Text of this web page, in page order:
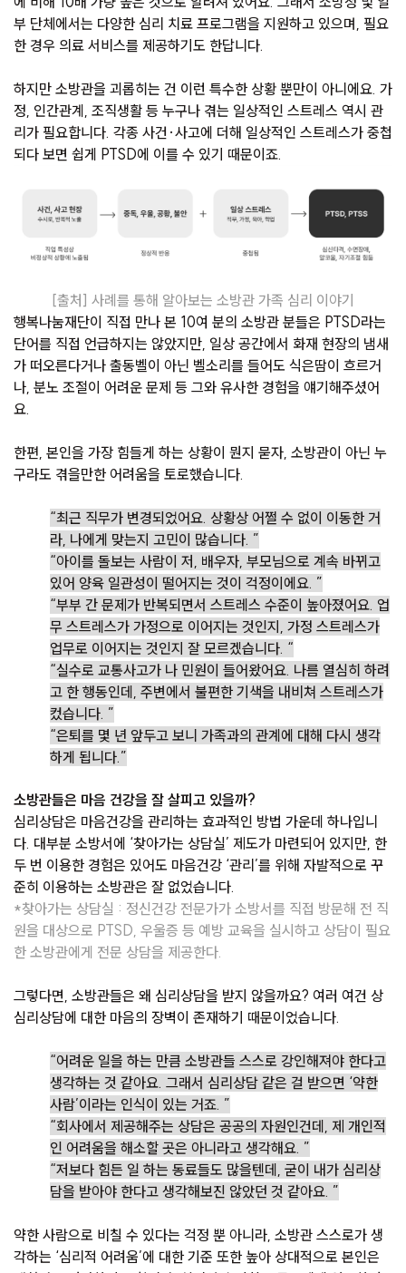
부 단체에서는 다양한 심리 치료 프로그램을 지원하고 있으며, 필요
한 경우 의료 서비스를 제공하기도 한답니다.
하지만 소방관을 괴롭히는 건 이런 특수한 상황 뿐만이 아니에요. 가
정, 인간관계, 조직생활 등 누구나 겪는 일상적인 스트레스 역시 관
리가 필요합니다. 각종 사건·사고에 더해 일상적인 스트레스가 중첩
되다 보면 쉽게 PTSD에 이를 수 있기 때문이죠.
[출처] 사례를 통해 알아보는 소방관 가족 심리 이야기
행복나눔재단이 직접 만나 본 10여 분의 소방관 분들은 PTSD라는
단어를 직접 언급하지는 않았지만, 일상 공간에서 화재 현장의 냄새
가 떠오른다거나 출동벨이 아닌 벨소리를 들어도 식은땀이 흐르거
나, 분노 조절이 어려운 문제 등 그와 유사한 경험을 얘기해주셨어
요.
한편, 본인을 가장 힘들게 하는 상황이 뭔지 묻자, 소방관이 아닌 누
구라도 겪을만한 어려움을 토로했습니다.
“최근 직무가 변경되었어요. 상황상 어쩔 수 없이 이동한 거
라, 나에게 맞는지 고민이 많습니다. ”
“아이를 돌보는 사람이 저, 배우자, 부모님으로 계속 바뀌고
있어 양육 일관성이 떨어지는 것이 걱정이에요. ”
“부부 간 문제가 반복되면서 스트레스 수준이 높아졌어요. 업
무 스트레스가 가정으로 이어지는 것인지, 가정 스트레스가
업무로 이어지는 것인지 잘 모르겠습니다. “
“실수로 교통사고가 나 민원이 들어왔어요. 나름 열심히 하려
고 한 행동인데, 주변에서 불편한 기색을 내비쳐 스트레스가
컸습니다. ”
“은퇴를 몇 년 앞두고 보니 가족과의 관계에 대해 다시 생각
하게 됩니다.”
소방관들은 마음 건강을 잘 살피고 있을까?
심리상담은 마음건강을 관리하는 효과적인 방법 가운데 하나입니
다. 대부분 소방서에 ‘찾아가는 상담실’ 제도가 마련되어 있지만, 한
두 번 이용한 경험은 있어도 마음건강 ‘관리’를 위해 자발적으로 꾸
준히 이용하는 소방관은 잘 없었습니다.
*찾아가는 상담실 : 정신건강 전문가가 소방서를 직접 방문해 전 직
원을 대상으로 PTSD, 우울증 등 예방 교육을 실시하고 상담이 필요
한 소방관에게 전문 상담을 제공한다.
그렇다면, 소방관들은 왜 심리상담을 받지 않을까요? 여러 여건 상
심리상담에 대한 마음의 장벽이 존재하기 때문이었습니다.
“어려운 일을 하는 만큼 소방관들 스스로 강인해져야 한다고
생각하는 것 같아요. 그래서 심리상담 같은 걸 받으면 ‘약한
사람’이라는 인식이 있는 거죠. ”
“회사에서 제공해주는 상담은 공공의 자원인건데, 제 개인적
인 어려움을 해소할 곳은 아니라고 생각해요. ”
“저보다 힘든 일 하는 동료들도 많을텐데, 굳이 내가 심리상
담을 받아야 한다고 생각해보진 않았던 것 같아요. ”
약한 사람으로 비칠 수 있다는 걱정 뿐 아니라, 소방관 스스로가 생
각하는 ‘심리적 어려움’에 대한 기준 또한 높아 상대적으로 본인은